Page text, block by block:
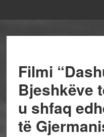
Filmi
Bjeshkëve
u shfaq
të